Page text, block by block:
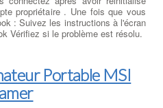
propriétaire . Une fois que vous
: Suivez les instructions à l'écran
Vérifiez si le problème est résolu.
Portable MSI